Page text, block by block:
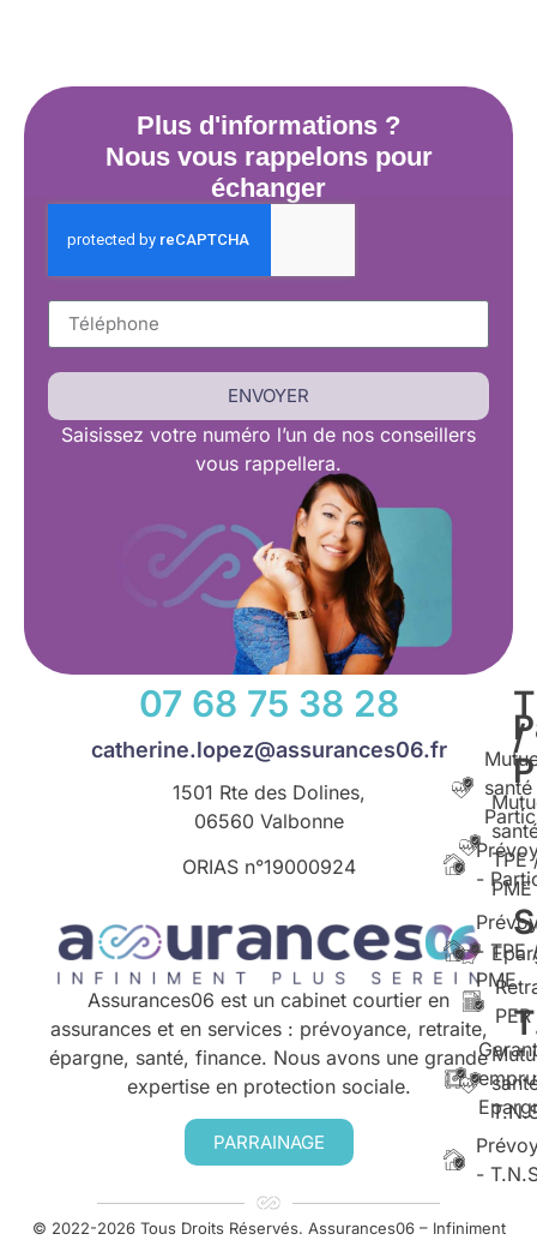
Plus d'informations ?
Nous vous rappelons pour
échanger
ENVOYER
Saisissez votre numéro l’un de nos conseillers
vous rappellera.
07 68 75 38 28
catherine.lopez@assurances06.fr
1501 Rte des Dolines,
06560 Valbonne
ORIAS n°19000924
Assurances06 est un cabinet courtier en
assurances et en services : prévoyance, retraite,
épargne, santé, finance. Nous avons une grande
expertise en protection sociale.
PARRAINAGE
/
TPE
PME
- TPE
PME
-
-
PER
© 2022-2026 Tous Droits Réservés. Assurances06 – Infiniment